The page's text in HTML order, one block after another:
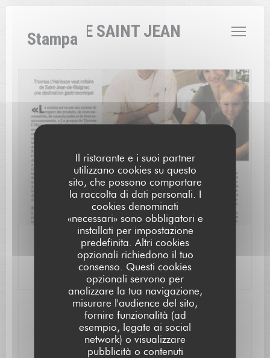
Il ristorante e i suoi partner
utilizzano cookies su questo
sito, che possono comportare
la raccolta di dati personali. I
cookies denominati
«necessari» sono obbligatori e
installati per impostazione
predefinita. Altri cookies
opzionali richiedono il tuo
consenso. Questi cookies
opzionali servono per
analizzare la tua navigazione,
misurare l'audience del sito,
fornire funzionalità (ad
esempio, legate ai social
network) o visualizzare
pubblicità o contenuti
L'AUBERGE SAINT JEAN
Stampa
05/12/2010
Nos débuts.
Contattaci